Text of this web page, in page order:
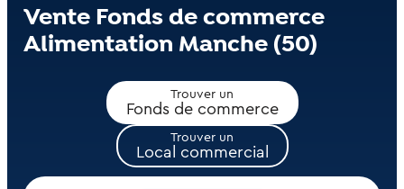
Vente Fonds de commerce
Alimentation Manche (50)
Trouver un
Fonds de commerce
Trouver un
Local commercial